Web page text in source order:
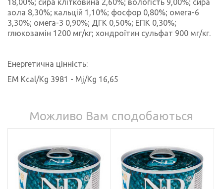
18,00%; сира клітковина 2,60%; вологість 9,00%; сира
зола 8,30%; кальцій 1,10%; фосфор 0,80%; омега-6
3,30%; омега-3 0,90%; ДГК 0,50%; ЕПК 0,30%;
глюкозамін 1200 мг/кг; хондроїтин сульфат 900 мг/кг.
Енергетична цінність:
EM Kcal/Kg 3981 - Mj/Kg 16,65
Можливо Вам сподобаються